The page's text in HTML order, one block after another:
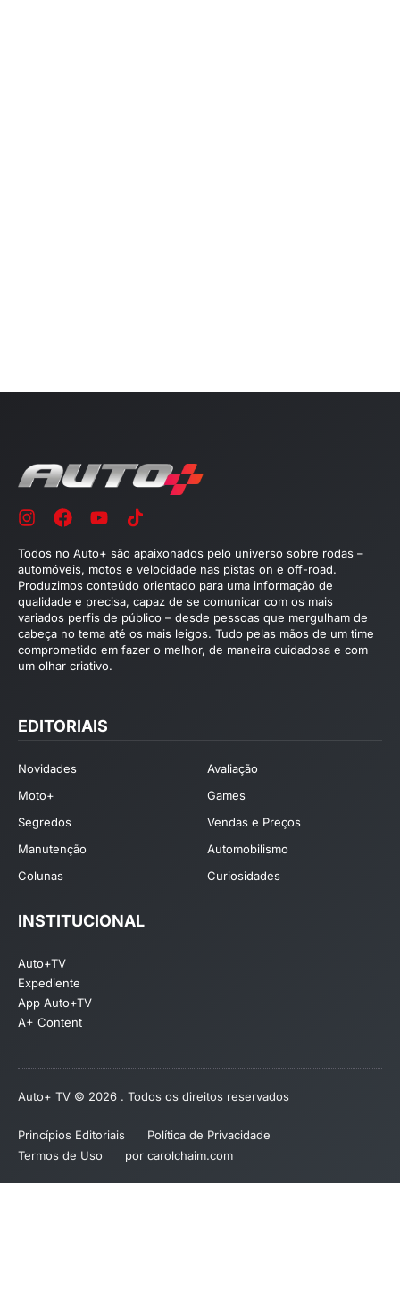
Todos no Auto+ são apaixonados pelo universo sobre rodas –
automóveis, motos e velocidade nas pistas on e off-road.
Produzimos conteúdo orientado para uma informação de
qualidade e precisa, capaz de se comunicar com os mais
variados perfis de público – desde pessoas que mergulham de
cabeça no tema até os mais leigos. Tudo pelas mãos de um time
comprometido em fazer o melhor, de maneira cuidadosa e com
um olhar criativo.
EDITORIAIS
Novidades
Avaliação
Moto+
Games
Segredos
Vendas e Preços
Manutenção
Automobilismo
Colunas
Curiosidades
INSTITUCIONAL
Auto+TV
Expediente
App Auto+TV
A+ Content
Auto+ TV © 2026 . Todos os direitos reservados
Princípios Editoriais
Política de Privacidade
Termos de Uso
por carolchaim.com